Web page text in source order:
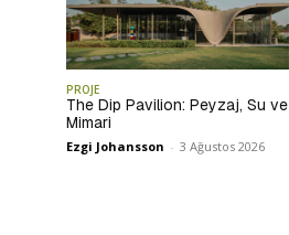
PROJE
The Dip Pavilion: Peyzaj, Su ve
Mimari
Ezgi Johansson - 3 Ağustos 2026